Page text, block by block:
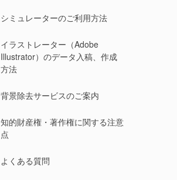
シミュレーターのご利用方法
イラストレーター（Adobe
Illustrator）のデータ入稿、作成
方法
背景除去サービスのご案内
知的財産権・著作権に関する注意
点
よくある質問